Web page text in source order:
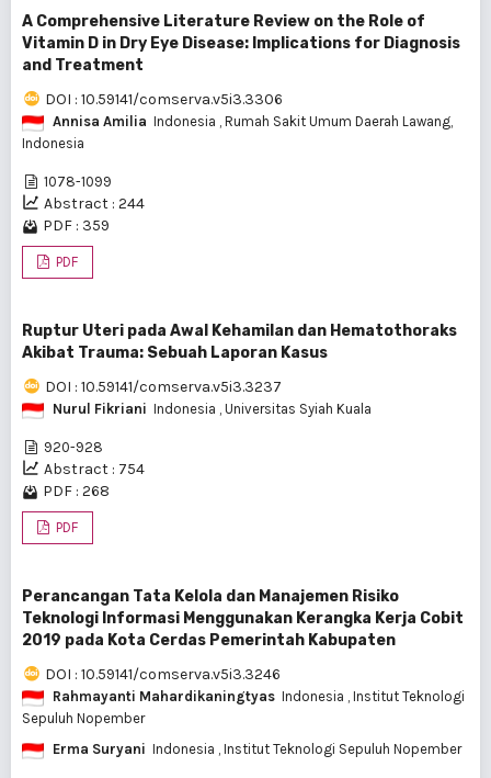
A Comprehensive Literature Review on the Role of
Vitamin D in Dry Eye Disease: Implications for Diagnosis
and Treatment
DOI : 10.59141/comserva.v5i3.3306
Annisa Amilia Indonesia , Rumah Sakit Umum Daerah Lawang,
Indonesia
1078-1099
Abstract : 244
PDF : 359
PDF
Ruptur Uteri pada Awal Kehamilan dan Hematothoraks
Akibat Trauma: Sebuah Laporan Kasus
DOI : 10.59141/comserva.v5i3.3237
Nurul Fikriani Indonesia , Universitas Syiah Kuala
920-928
Abstract : 754
PDF : 268
PDF
Perancangan Tata Kelola dan Manajemen Risiko
Teknologi Informasi Menggunakan Kerangka Kerja Cobit
2019 pada Kota Cerdas Pemerintah Kabupaten
DOI : 10.59141/comserva.v5i3.3246
Rahmayanti Mahardikaningtyas Indonesia , Institut Teknologi
Sepuluh Nopember
Erma Suryani Indonesia , Institut Teknologi Sepuluh Nopember